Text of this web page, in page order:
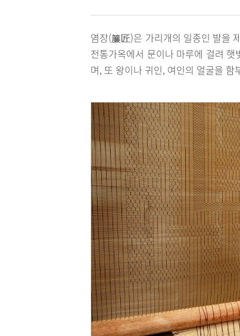
염장(簾匠)은 가리개의 일종인 발을
전통가옥에서 문이나 마루에 걸려
며, 또 왕이나 귀인, 여인의 얼굴을